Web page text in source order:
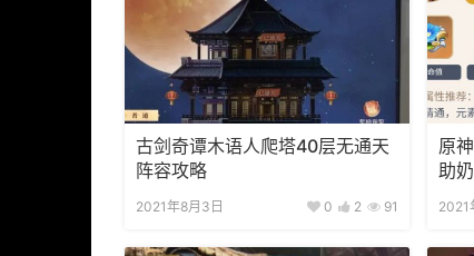
古剑奇谭木语人爬塔40层无通天
阵容攻略
2021年8月3日 0 2 91
原
助
2021